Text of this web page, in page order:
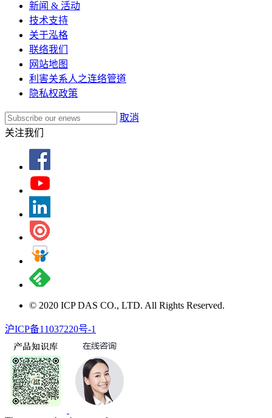
新闻 & 活动
技术支持
关于泓格
联络我们
网站地图
利害关系人之连络管道
隐私权政策
取消
关注我们
© 2020 ICP DAS CO., LTD. All Rights Reserved.
沪ICP备11037220号-1